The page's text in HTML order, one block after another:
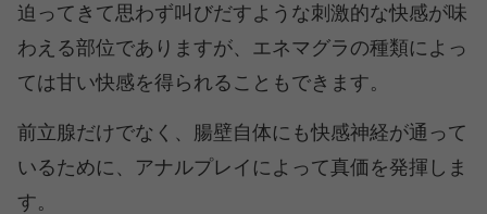
迫ってきて思わず叫びだすような刺激的な快感が味
わえる部位でありますが、エネマグラの種類によっ
ては甘い快感を得られることもできます。
前立腺だけでなく、腸壁自体にも快感神経が通って
いるために、アナルプレイによって真価を発揮しま
す。